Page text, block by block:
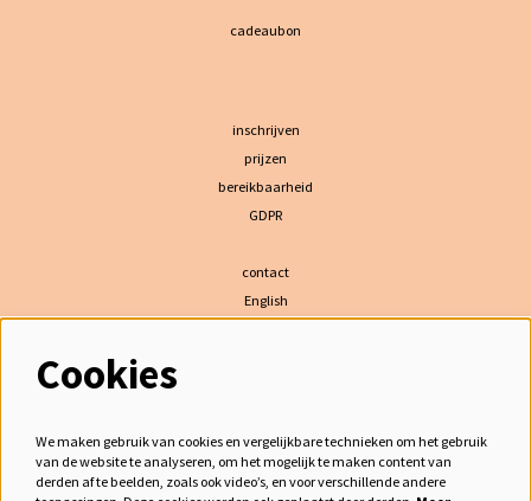
cadeaubon
inschrijven
prijzen
bereikbaarheid
GDPR
contact
English
meld je aan voor de nieuwsbrief
Cookies
We maken gebruik van cookies en vergelijkbare technieken om het gebruik
van de website te analyseren, om het mogelijk te maken content van
derden af te beelden, zoals ook video’s, en voor verschillende andere